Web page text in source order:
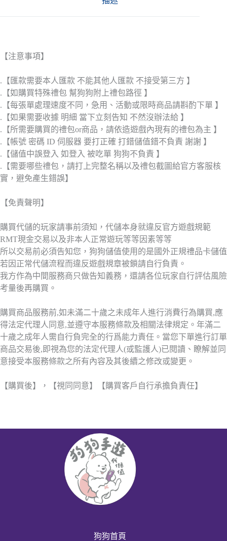
【注意事項】
.【匯款需要本人匯款 不能其他人匯款 不接受第三方 】
.【如購買特殊禮包 幫狗狗附上禮包路徑 】
.【每張單處理速度不同，急用、活動或限時商品請斟酌下單 】
.【如果需要收據 明細 當下立刻告知 不然沒辦法給 】
.【所需要購買的禮包or商品，請依造遊戲內現有的禮包為主 】
.【帳號 密碼 ID 伺服器 要打正確 打錯儲值錯不負責 謝謝 】
.【儲值中誤登入 如登入 被吃單 狗狗不負責 】
.【需要哪些禮包，請打上完整名稱以及禮包截圖給官方客服核
實，避免產生錯誤】
【免責聲明】
購買代儲的玩家請事前須知，代儲本身就違反官方遊戲規範
RMT現金交易以及非本人正常遊玩等等因素等等
所以交易前必須告知您，狗狗儲值使用的是國外正規禮品卡儲值
若因正常代儲流程而違反遊戲規章被鎖請自行負責。
我方作為中間服務商只做告知義務，還請各位玩家自行評估風險
考量後再購買。
購買商品服務前,如未滿二十歲之未成年人進行消費行為購買,應
得法定代理人同意,並遵守本服務條款及相關法律規定。年滿二
十歲之成年人需自行負完全的行爲能力責任。當您下單進行訂單
商品交易後,即視為您的法定代理人(或監護人)已閱讀、瞭解並同
意接受本服務條款之所有內容及其後續之修改或變更。
【購買後】，【視同同意】【購買客戶自行承擔負責任】
狗狗首頁